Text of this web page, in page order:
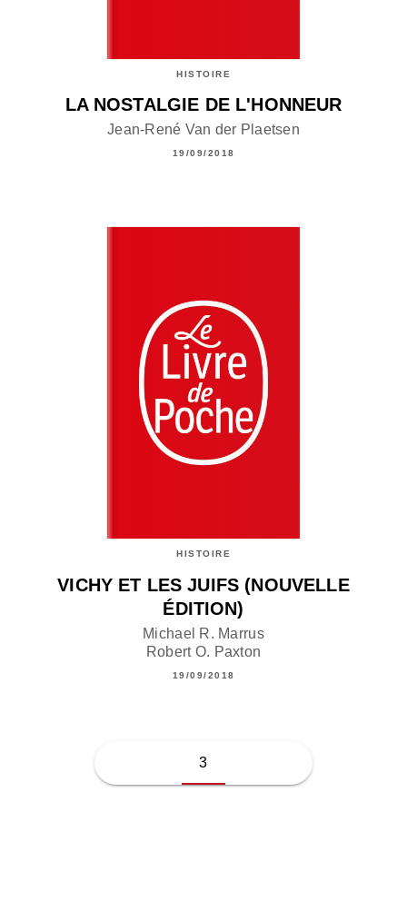
HISTOIRE
LA NOSTALGIE DE L'HONNEUR
Jean-René Van der Plaetsen
19/09/2018
HISTOIRE
VICHY ET LES JUIFS (NOUVELLE
ÉDITION)
Michael R. Marrus
Robert O. Paxton
19/09/2018
3